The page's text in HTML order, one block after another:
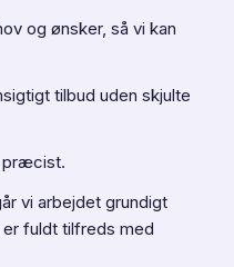
og ønsker, så vi kan
tilbud uden skjulte
præcist.
vi arbejdet grundigt
fuldt tilfreds med